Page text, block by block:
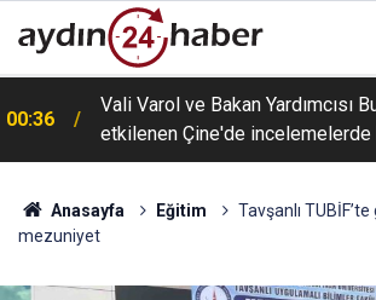
00:36
Vali Varol ve Bakan Yardımcısı
etkilenen Çine'de incelemelerde
Anasayfa Eğitim
Tavşanlı
mezuniyet